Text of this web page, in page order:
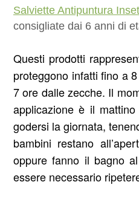
Salviette Antipuntura
consigliate dai 6 anni di
Questi prodotti
proteggono infatti fino a
7 ore dalle zecche. Il
applicazione è il
godersi la giornata,
bambini restano
oppure fanno il bagno
essere necessario